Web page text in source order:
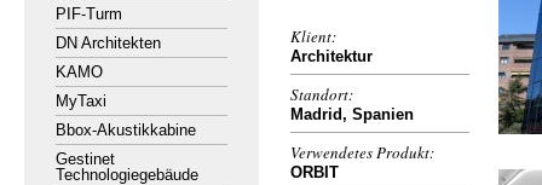
PIF-Turm
DN Architekten
KAMO
MyTaxi
Bbox-Akustikkabine
Gestinet
Technologiegebäude
Klient:
Architektur
Standort:
Madrid, Spanien
Verwendetes Produkt:
ORBIT